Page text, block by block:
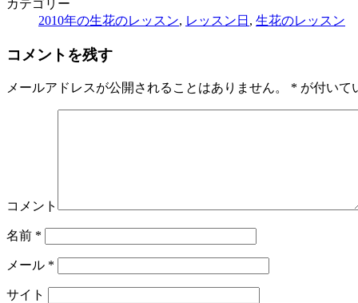
カテゴリー
2010年の生花のレッスン, レッスン日 , 生花のレッスン
コメントを残す
メールアドレスが公開されることはありません。 * が付いて
コメント
名前 *
メール *
サイト